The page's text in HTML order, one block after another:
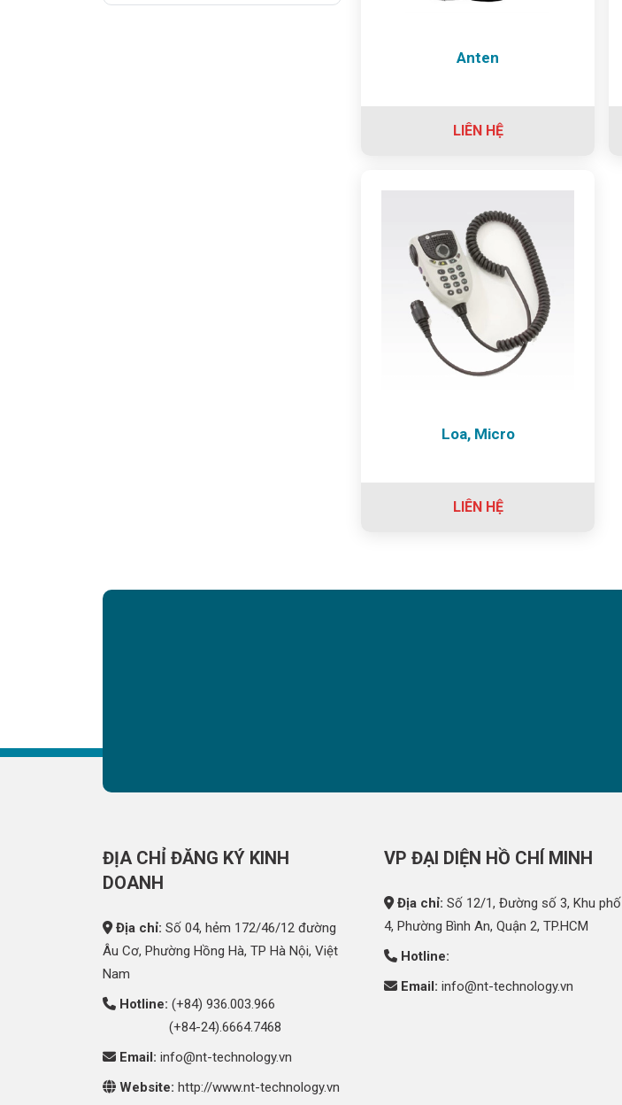
Anten
LIÊN HỆ
Loa, Micro
LIÊN HỆ
ĐỊA CHỈ ĐĂNG KÝ KINH
DOANH
Địa chỉ: Số 04, hẻm 172/46/12 đường
Âu Cơ, Phường Hồng Hà, TP Hà Nội, Việt
Nam
Hotline: (+84) 936.003.966
(+84-24).6664.7468
Email: info@nt-technology.vn
Website: http://www.nt-technology.vn
VP ĐẠI DIỆN HỒ CHÍ MINH
Địa chỉ: Số 12/1, Đường số 3, Khu phố
4, Phường Bình An, Quận 2, TP.HCM
Hotline:
Email: info@nt-technology.vn